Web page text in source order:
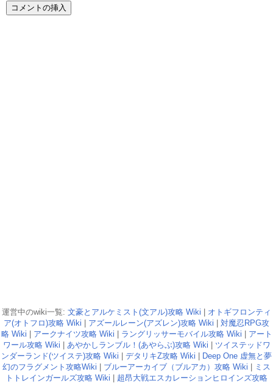
運営中のwiki一覧: 文豪とアルケミスト(文アル)攻略 Wiki | オトギフロンティ
ア(オトフロ)攻略 Wiki | アズールレーン(アズレン)攻略 Wiki | 対魔忍RPG攻
略 Wiki | アークナイツ攻略 Wiki | ラングリッサーモバイル攻略 Wiki | アート
ワール攻略 Wiki | あやかしランブル！(あやらぶ)攻略 Wiki | ツイステッドワ
ンダーランド(ツイステ)攻略 Wiki | デタリキZ攻略 Wiki | Deep One 虚無と夢
幻のフラグメント攻略Wiki | ブルーアーカイブ（ブルアカ）攻略 Wiki | ミス
トトレインガールズ攻略 Wiki | 超昂大戦エスカレーションヒロインズ攻略